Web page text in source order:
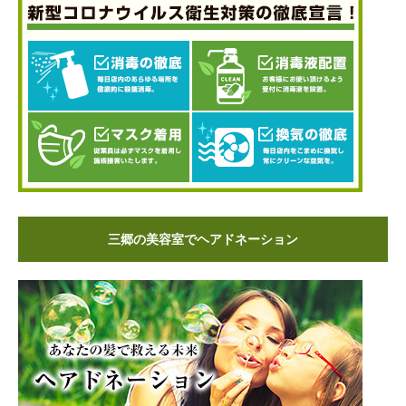
三郷の美容室でヘアドネーション